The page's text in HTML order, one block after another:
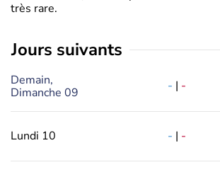
très rare.
jours suivants
Demain,
Dimanche 09
- | -
Lundi 10 - | -